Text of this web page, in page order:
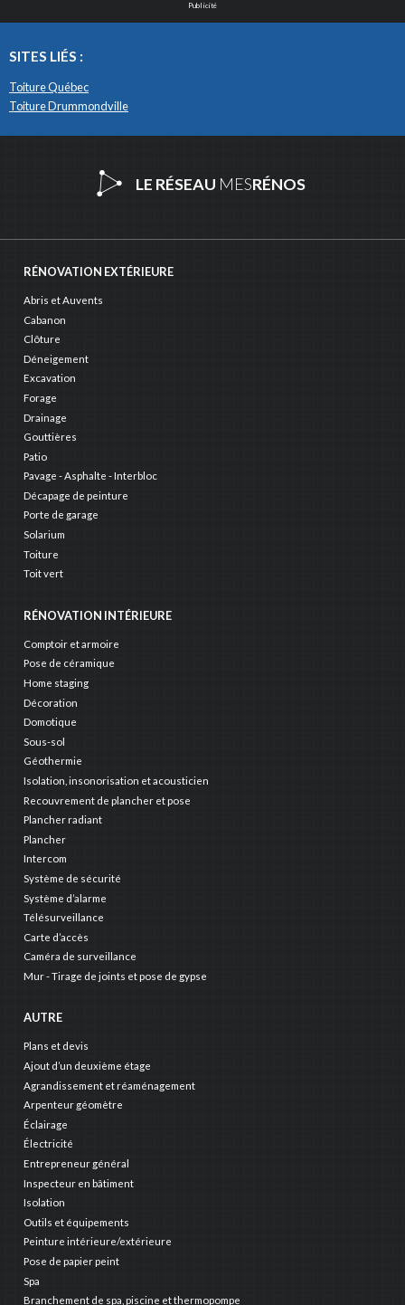
Publicité
SITES LIÉS :
Toiture Québec
Toiture Drummondville
LE RÉSEAU MESRÉNOS
RÉNOVATION EXTÉRIEURE
Abris et Auvents
Cabanon
Clôture
Déneigement
Excavation
Forage
Drainage
Gouttières
Patio
Pavage - Asphalte - Interbloc
Décapage de peinture
Porte de garage
Solarium
Toiture
Toit vert
RÉNOVATION INTÉRIEURE
Comptoir et armoire
Pose de céramique
Home staging
Décoration
Domotique
Sous-sol
Géothermie
Isolation, insonorisation et acousticien
Recouvrement de plancher et pose
Plancher radiant
Plancher
Intercom
Système de sécurité
Système d’alarme
Télésurveillance
Carte d’accès
Caméra de surveillance
Mur - Tirage de joints et pose de gypse
AUTRE
Plans et devis
Ajout d’un deuxième étage
Agrandissement et réaménagement
Arpenteur géomètre
Éclairage
Électricité
Entrepreneur général
Inspecteur en bâtiment
Isolation
Outils et équipements
Peinture intérieure/extérieure
Pose de papier peint
Spa
Branchement de spa, piscine et thermopompe